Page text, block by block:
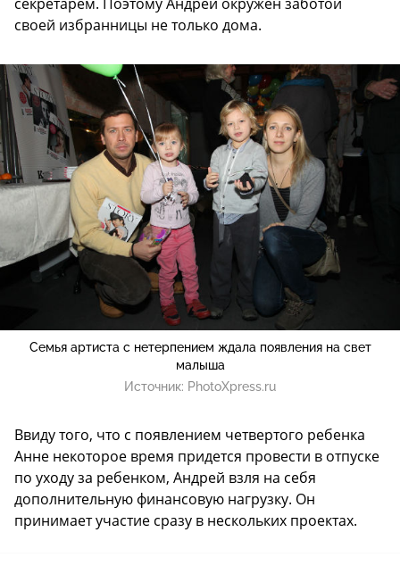
своей избранницы не только дома.
Семья артиста с нетерпением ждала появления на свет
малыша
Источник: PhotoXpress.ru
Ввиду того, что с появлением четвертого ребенка
Анне некоторое время придется провести в отпуске
по уходу за ребенком, Андрей взля на себя
дополнительную финансовую нагрузку. Он
принимает участие сразу в нескольких проектах.